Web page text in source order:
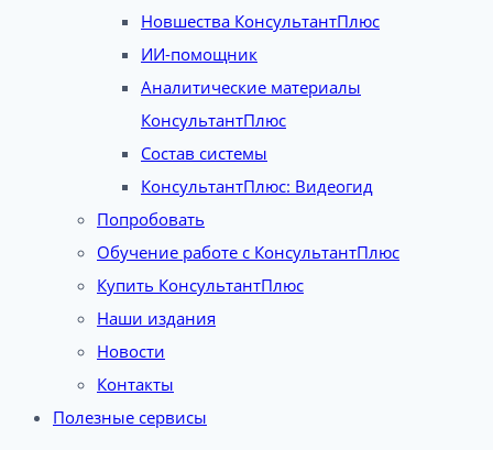
Новшества КонсультантПлюс
ИИ-помощник
Аналитические материалы
КонсультантПлюс
Состав системы
КонсультантПлюс: Видеогид
Попробовать
Обучение работе с КонсультантПлюс
Купить КонсультантПлюс
Наши издания
Новости
Контакты
Полезные сервисы